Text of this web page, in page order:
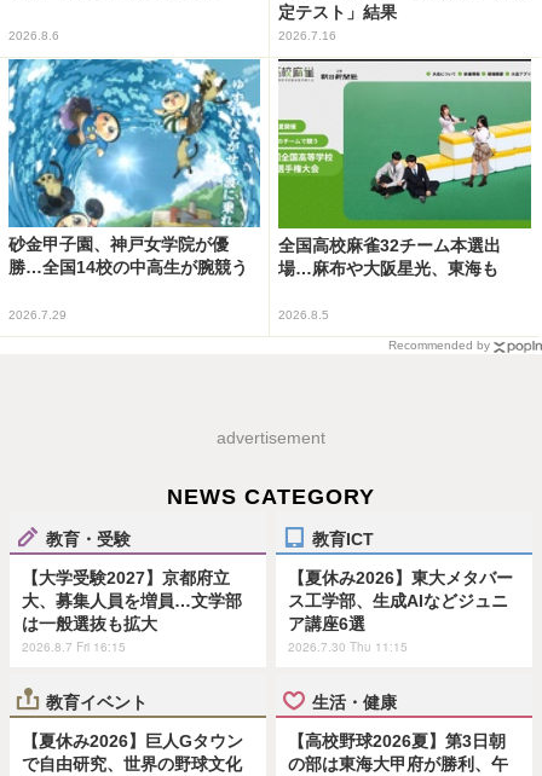
2026.8.6
定テスト」結果
2026.7.16
砂金甲子園、神戸女学院が優
勝…全国14校の中高生が腕競う
2026.7.29
全国高校麻雀32チーム本選出
場…麻布や大阪星光、東海も
2026.8.5
Recommended by
advertisement
NEWS CATEGORY
教育・受験
【大学受験2027】京都府立
大、募集人員を増員…文学部
は一般選抜も拡大
2026.8.7 Fri 16:15
教育ICT
【夏休み2026】東大メタバー
ス工学部、生成AIなどジュニ
ア講座6選
2026.7.30 Thu 11:15
教育イベント
【夏休み2026】巨人Gタウン
で自由研究、世界の野球文化
生活・健康
【高校野球2026夏】第3日朝
の部は東海大甲府が勝利、午